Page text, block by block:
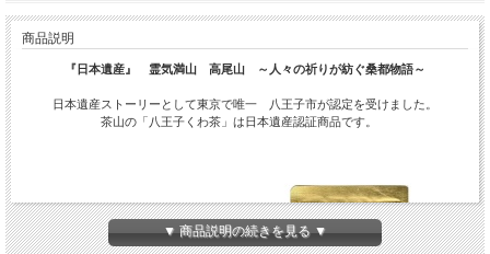
商品説明
『日本遺産』 霊気満山 高尾山 ～人々の祈りが紡ぐ桑都物語～
日本遺産ストーリーとして東京で唯一 八王子市が認定を受けました。
茶山の「八王子くわ茶」は日本遺産認証商品です。
▼ 商品説明の続きを見る ▼